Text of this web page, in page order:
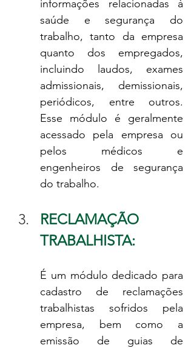
informações relacionadas à
saúde e segurança do
trabalho, tanto da empresa
quanto dos empregados,
incluindo laudos, exames
admissionais, demissionais,
periódicos, entre outros.
Esse módulo é geralmente
acessado pela empresa ou
pelos médicos e
engenheiros de segurança
do trabalho.
RECLAMAÇÃO
TRABALHISTA:
É um módulo dedicado para
cadastro de reclamações
trabalhistas sofridos pela
empresa, bem como a
emissão de guias de